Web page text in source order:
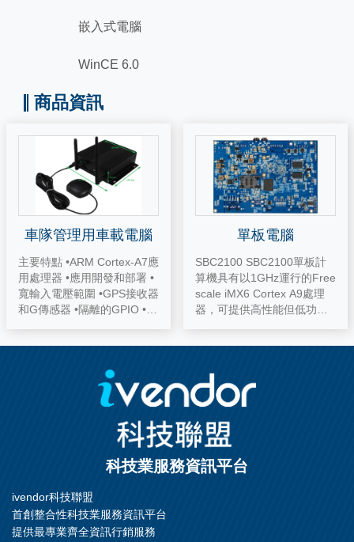
嵌入式電腦
WinCE 6.0
商品資訊
車隊管理用車載電腦
主要特點 •ARM Cortex-A7應
用處理器 •應用開發和部署 •
寬輸入電壓範圍 •GPS接收器
和G傳感器 •隔離的GPIO •帶
單板電腦
SBC2100 SBC2100單板計
算機具有以1GHz運行的Free
scale iMX6 Cortex A9處理
器，可提供高性能但低功
機器控制等廣泛的應用成為
可能。 主要特點 •高性能AR
M四核 單板計算機 •低功耗 •
多核選項 •豐富的接口，支持
I²C，GPIO •9V〜36V寬範圍
電源輸入 •過壓保護（可選）
•四頻帶WCDMA（3G ）模
科技業服務資訊平台
ivendor科技聯盟
首創整合性科技業服務資訊平台
提供最專業齊全資訊行銷服務